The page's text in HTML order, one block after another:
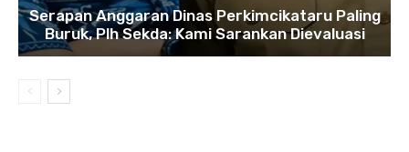
Serapan Anggaran Dinas Perkimcikataru Paling
Buruk, Plh Sekda: Kami Sarankan Dievaluasi